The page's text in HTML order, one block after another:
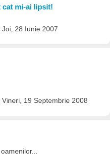
cat mi-ai lipsit!
Joi, 28 Iunie 2007
Vineri, 19 Septembrie 2008